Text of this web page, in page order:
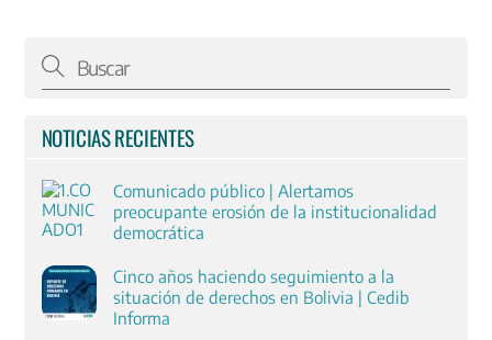
NOTICIAS RECIENTES
Comunicado público | Alertamos
preocupante erosión de la institucionalidad
democrática
Cinco años haciendo seguimiento a la
situación de derechos en Bolivia | Cedib
Informa